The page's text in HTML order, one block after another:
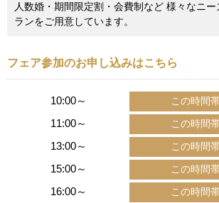
人数婚・期間限定割・会費制など 様々なニ
ランをご用意しています。
フェア参加のお申し込みはこちら
10:00～
11:00～
13:00～
15:00～
16:00～